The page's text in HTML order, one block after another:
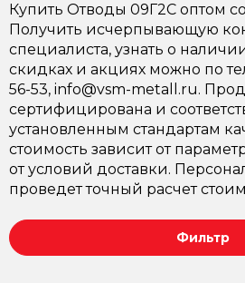
Купить Отводы 09Г2С оптом
Получить исчерпывающую
специалиста, узнать о
скидках и акциях можно по
56-53, info@vsm-metall.ru.
сертифицирована и
установленным стандартам
стоимость зависит от
от условий доставки.
проведет точный расчет
Фильтр